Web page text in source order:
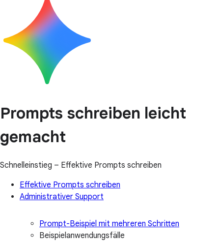
Prompts schreiben leicht
gemacht
Schnelleinstieg – Effektive Prompts schreiben
Effektive Prompts schreiben
Administrativer Support
Prompt-Beispiel mit mehreren Schritten
Beispielanwendungsfälle